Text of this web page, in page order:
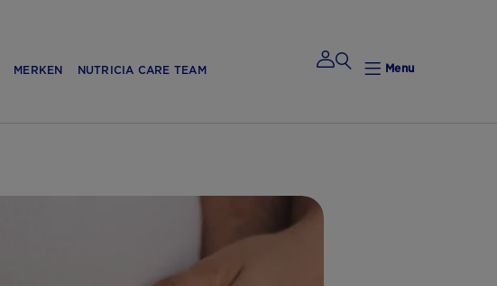
MERKEN NUTRICIA CARE TEAM
Nutricia
Menu